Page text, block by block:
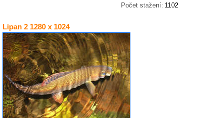
Počet stažení: 1102
Lipan 2 1280 x 1024